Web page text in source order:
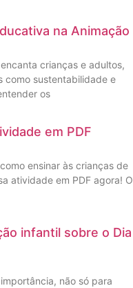
na Animação
crianças e adultos,
como sustentabilidade e
os
em PDF
ensinar às crianças de
atividade em PDF agora! O
infantil sobre o Dia
não só para